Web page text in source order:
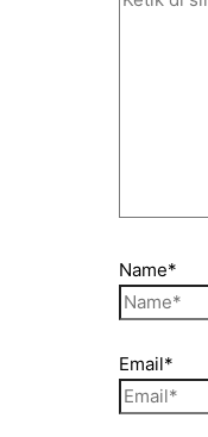
Name*
Email*